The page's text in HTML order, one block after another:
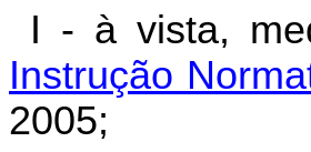
I - à vista,
Instrução
2005;